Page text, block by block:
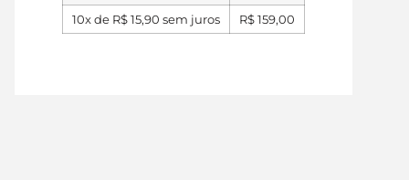
10x de R$15,90 sem juros R$159,00